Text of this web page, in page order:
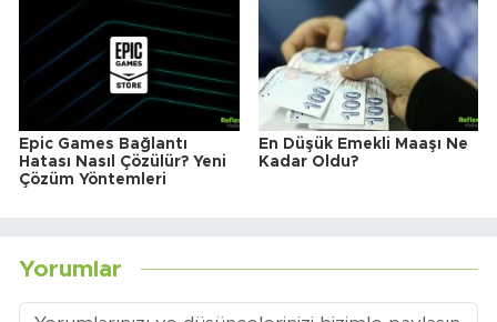
Epic Games Bağlantı
Hatası Nasıl Çözülür? Yeni
Çözüm Yöntemleri
En Düşük Emekli Maaşı Ne
Kadar Oldu?
Yorumlar